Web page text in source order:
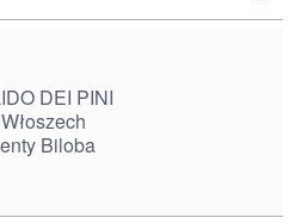
DEI PINI
Biloba